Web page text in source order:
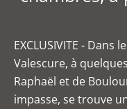
EXCLUSIVITE -
Valescure, à
Raphaël et de
impasse, se trouve